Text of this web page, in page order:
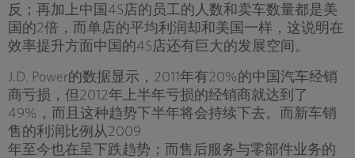
反；再加上中国4S店的员工的人数和卖车数量都是美
国的2倍，而单店的平均利润却和美国一样，这说明在
效率提升方面中国的4S店还有巨大的发展空间。
J.D. Power的数据显示，2011年有20%的中国汽车经销
商亏损，但2012年上半年亏损的经销商就达到了
49%，而且这种趋势下半年将会持续下去。而新车销
售的利润比例从2009
年至今也在呈下跌趋势；而售后服务与零部件业务的